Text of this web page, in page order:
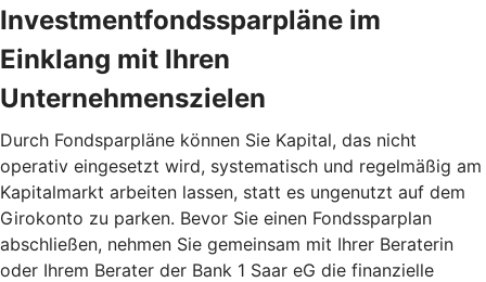
Investmentfondssparpläne im
Einklang mit Ihren
Unternehmenszielen
Durch Fondsparpläne können Sie Kapital, das nicht
operativ eingesetzt wird, systematisch und regelmäßig am
Kapitalmarkt arbeiten lassen, statt es ungenutzt auf dem
Girokonto zu parken. Bevor Sie einen Fondssparplan
abschließen, nehmen Sie gemeinsam mit Ihrer Beraterin
oder Ihrem Berater der Bank 1 Saar eG die finanzielle